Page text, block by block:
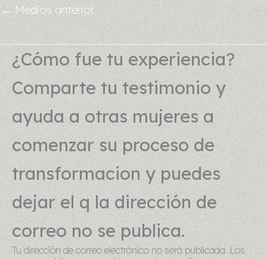
← Medios anterior
¿Cómo fue tu experiencia?
Comparte tu testimonio y
ayuda a otras mujeres a
comenzar su proceso de
transformacion y puedes
dejar el q la dirección de
correo no se publica.
Tu dirección de correo electrónico no será publicada. Los